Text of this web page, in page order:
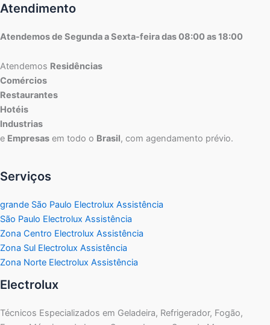
Atendimento
Atendemos de Segunda a Sexta-feira das 08:00 as 18:00
Atendemos Residências
Comércios
Restaurantes
Hotéis
Industrias
e Empresas em todo o Brasil, com agendamento prévio.
Serviços
grande São Paulo Electrolux Assistência
São Paulo Electrolux Assistência
Zona Centro Electrolux Assistência
Zona Sul Electrolux Assistência
Zona Norte Electrolux Assistência
Electrolux
Técnicos Especializados em Geladeira, Refrigerador, Fogão,